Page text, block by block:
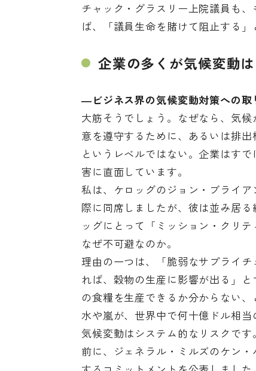
チャック・グラスリー上院議員も
ば、「議員生命を賭けて阻止する
企業の多くが気候変動
―ビジネス界の気候変動対策への取
大筋そうでしょう。なぜなら、気
意を遵守するために、あるいは排
というレベルではない。企業はす
害に直面しています。
私は、ケロッグのジョン・ブライア
際に同席しましたが、彼は並み居
ッグにとって「ミッション・クリ
なぜ不可避なのか。
理由の一つは、「脆弱なサプライ
れば、穀物の生産に影響が出る」
の食糧を生産できるか分からない
水や嵐が、世界中で何十億ドル相当
気候変動はシステム的なリスクで
前に、ジェネラル・ミルズのケン